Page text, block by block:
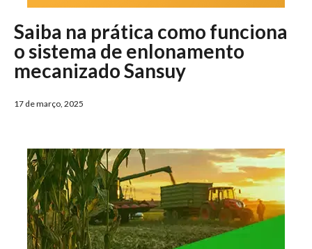
Saiba na prática como funciona
o sistema de enlonamento
mecanizado Sansuy
17 de março, 2025